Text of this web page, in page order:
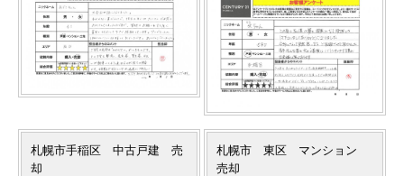
札幌市手稲区 中古戸建 売
却
札幌市 東区 マンション
売却